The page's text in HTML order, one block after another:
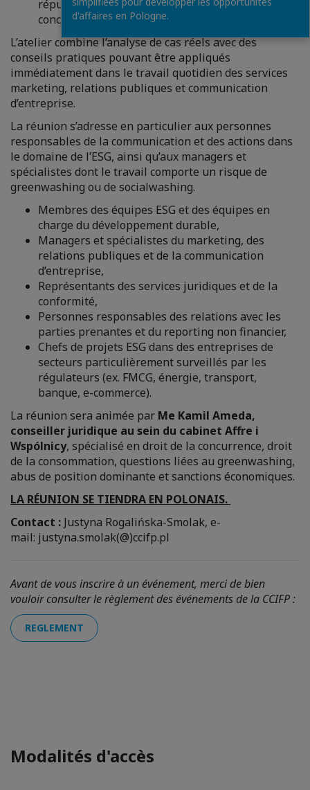
réputationnels avant qu’un contrôle ne nous
concerne ?
L’atelier combine l’analyse de cas réels avec des
conseils pratiques pouvant être appliqués
immédiatement dans le travail quotidien des services
marketing, relations publiques et communication
d’entreprise.
La réunion s’adresse en particulier aux personnes
responsables de la communication et des actions dans
le domaine de l’ESG, ainsi qu’aux managers et
spécialistes dont le travail comporte un risque de
greenwashing ou de socialwashing.
Membres des équipes ESG et des équipes en
charge du développement durable,
Managers et spécialistes du marketing, des
relations publiques et de la communication
d’entreprise,
Représentants des services juridiques et de la
conformité,
Personnes responsables des relations avec les
parties prenantes et du reporting non financier,
Chefs de projets ESG dans des entreprises de
secteurs particulièrement surveillés par les
régulateurs (ex. FMCG, énergie, transport,
banque, e-commerce).
La réunion sera animée par Me Kamil Ameda,
conseiller juridique au sein du cabinet Affre i
Wspólnicy, spécialisé en droit de la concurrence, droit
de la consommation, questions liées au greenwashing,
abus de position dominante et sanctions économiques.
LA RÉUNION SE TIENDRA EN POLONAIS.
Contact : Justyna Rogalińska-Smolak, e-
mail: justyna.smolak(@)ccifp.pl
Avant de vous inscrire à un événement, merci de bien
vouloir consulter le règlement des événements de la CCIFP :
REGLEMENT
Modalités d'accès
d'affaires en Pologne.